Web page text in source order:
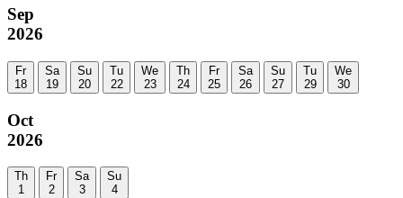
Sep
2026
Fr
18
Sa
19
Su
20
Tu
22
We
23
Th
24
Fr
25
Sa
26
Su
27
Tu
29
We
30
Oct
2026
Th
1
Fr
2
Sa
3
Su
4